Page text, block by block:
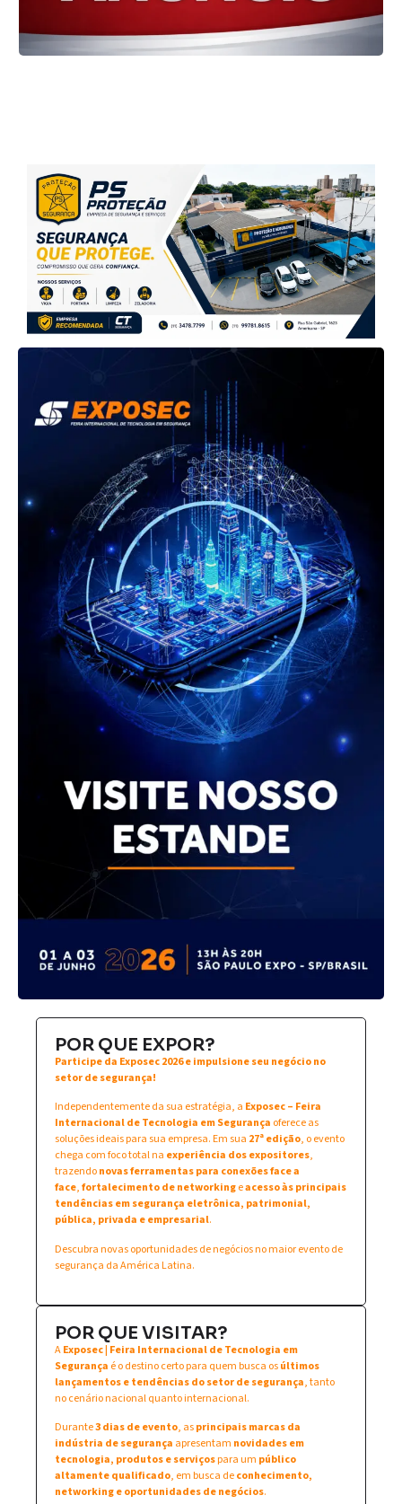
POR QUE EXPOR?
Participe da Exposec 2026 e impulsione seu negócio no
setor de segurança!
Independentemente da sua estratégia, a Exposec – Feira
Internacional de Tecnologia em Segurança oferece as
soluções ideais para sua empresa. Em sua 27ª edição, o evento
chega com foco total na experiência dos expositores,
trazendonovas ferramentas para conexões face a
face,fortalecimento de networkingeacesso às principais
tendências em segurança eletrônica, patrimonial,
pública, privada e empresarial.
Descubra novas oportunidades de negócios no maior evento de
segurança da América Latina.
POR QUE VISITAR?
AExposec | Feira Internacional de Tecnologia em
Segurança é o destino certo para quem busca osúltimos
lançamentos e tendências do setor de segurança, tanto
no cenário nacional quanto internacional.
Durante3 dias de evento, asprincipais marcas da
indústria de segurança apresentam novidades em
tecnologia, produtos e serviçospara um público
altamente qualificado, em busca deconhecimento,
networking e oportunidades de negócios.